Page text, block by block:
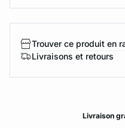
Trouver ce produit en
Livraisons et retours
Livraison